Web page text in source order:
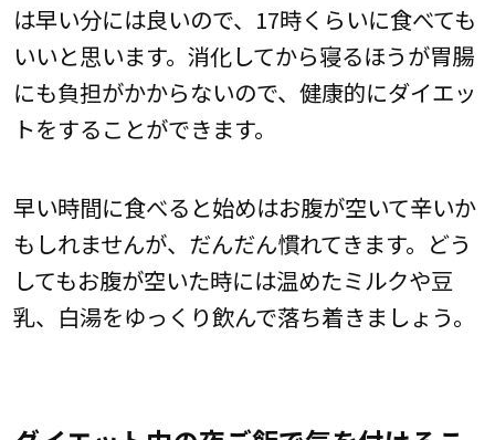
は早い分には良いので、17時くらいに食べても
いいと思います。消化してから寝るほうが胃腸
にも負担がかからないので、健康的にダイエッ
トをすることができます。
早い時間に食べると始めはお腹が空いて辛いか
もしれませんが、だんだん慣れてきます。どう
してもお腹が空いた時には温めたミルクや豆
乳、白湯をゆっくり飲んで落ち着きましょう。